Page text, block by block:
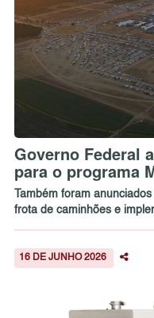
Governo Federal
para o programa
Também foram
frota de caminhões e
16 DE JUNHO 2026